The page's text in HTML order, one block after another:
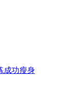
成功瘦身